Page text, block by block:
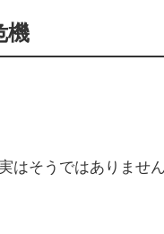
機
はそうではありませ